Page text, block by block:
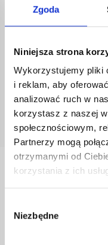
Zgoda
Niniejsza strona
Wykorzystujemy pliki
i reklam, aby
analizować ruch w
korzystasz z naszej
społecznościowym,
Partnerzy mogą
otrzymanymi od
korzystania z ich
zgody
Niezbędne
produkty
nr kat.
Dokumentacja
Instrukcja obsługi
INNE